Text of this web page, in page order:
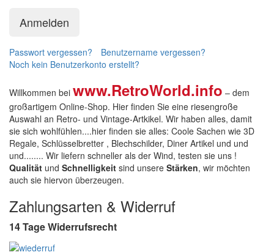
Anmelden
Passwort vergessen?
Benutzername vergessen?
Noch kein Benutzerkonto erstellt?
Willkommen bei www.RetroWorld.info – dem
großartigem Online-Shop. Hier finden Sie eine riesengroße
Auswahl an Retro- und Vintage-Artkikel. Wir haben alles, damit
sie sich wohlfühlen....hier finden sie alles: Coole Sachen wie 3D
Regale, Schlüsselbretter , Blechschilder, Diner Artikel und und
und........ Wir liefern schneller als der Wind, testen sie uns !
Qualität und Schnelligkeit sind unsere Stärken, wir möchten
auch sie hiervon überzeugen.
Zahlungsarten & Widerruf
14 Tage Widerrufsrecht